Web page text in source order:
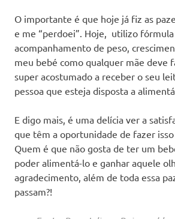
O importante é que hoje já fiz as
e me “perdoei”. Hoje, utilizo
acompanhamento de peso,
meu bebé como qualquer mãe deve
super acostumado a receber o seu
pessoa que esteja disposta a
E digo mais, é uma delícia ver a
que têm a oportunidade de fazer
Quem é que não gosta de ter um
poder alimentá-lo e ganhar aquele
agradecimento, além de toda essa
passam?!